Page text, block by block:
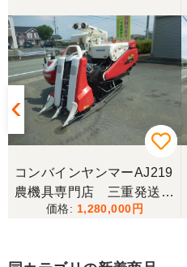
コンバインヤンマーAJ219
農機具専門店 三重発送整
備済み
1,280,000